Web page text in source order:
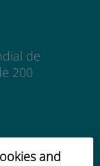
and
de
200